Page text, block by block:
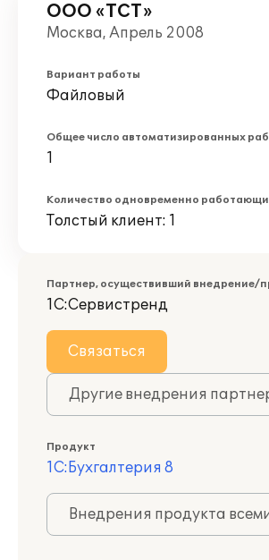
ООО «ТСТ»
Москва, Апрель 2008
Вариант работы
Файловый
Общее число автоматизированных
1
Количество одновременно
Толстый клиент: 1
Партнер, осуществивший внедрение/
1С:Сервистренд
Связаться
Другие внедрения
Продукт
1С:Бухгалтерия 8
Внедрения продукта